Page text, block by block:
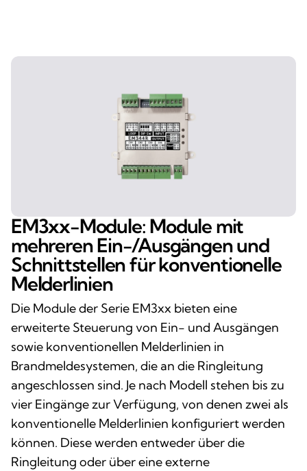
EM3xx-Module: Module mit
mehreren Ein-/Ausgängen und
Schnittstellen für konventionelle
Melderlinien
Die Module der Serie EM3xx bieten eine
erweiterte Steuerung von Ein- und Ausgängen
sowie konventionellen Melderlinien in
Brandmeldesystemen, die an die Ringleitung
angeschlossen sind. Je nach Modell stehen bis zu
vier Eingänge zur Verfügung, von denen zwei als
konventionelle Melderlinien konfiguriert werden
können. Diese werden entweder über die
Ringleitung oder über eine externe